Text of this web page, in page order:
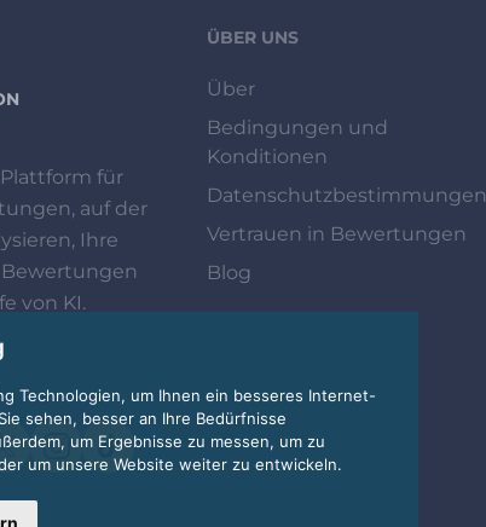
Technologien, um Ihnen ein besseres Internet-
sehen, besser an Ihre Bedürfnisse
um Ergebnisse zu messen, um zu
um unsere Website weiter zu entwickeln.
für
auf der
Ihre
von KI.
ÜBER UNS
Über
Bedingungen und
Konditionen
Datenschutzbestimmungen
Vertrauen in Bewertungen
Blog